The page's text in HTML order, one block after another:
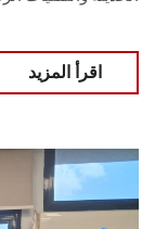
اقرأ المزيد